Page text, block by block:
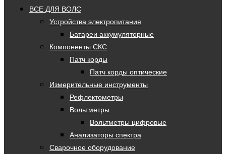
ВСЕ ДЛЯ ВОЛС
Устройства электропитания
Батареи аккумуляторные
Компоненты СКС
Патч корды
Патч корды оптические
Измерительные инструменты
Рефлектометры
Вольтметры
Вольтметры цифровые
Анализаторы спектра
Сварочное оборудование